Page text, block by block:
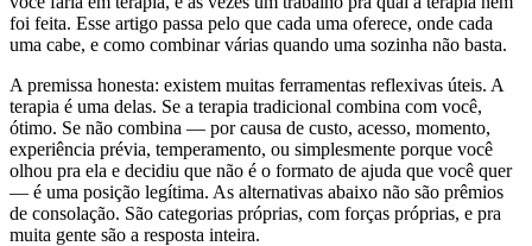
foi feita. Esse artigo passa pelo que cada uma oferece, onde cada
uma cabe, e como combinar várias quando uma sozinha não basta.
A premissa honesta: existem muitas ferramentas reflexivas úteis. A
terapia é uma delas. Se a terapia tradicional combina com você,
ótimo. Se não combina — por causa de custo, acesso, momento,
experiência prévia, temperamento, ou simplesmente porque você
olhou pra ela e decidiu que não é o formato de ajuda que você quer
— é uma posição legítima. As alternativas abaixo não são prêmios
de consolação. São categorias próprias, com forças próprias, e pra
muita gente são a resposta inteira.